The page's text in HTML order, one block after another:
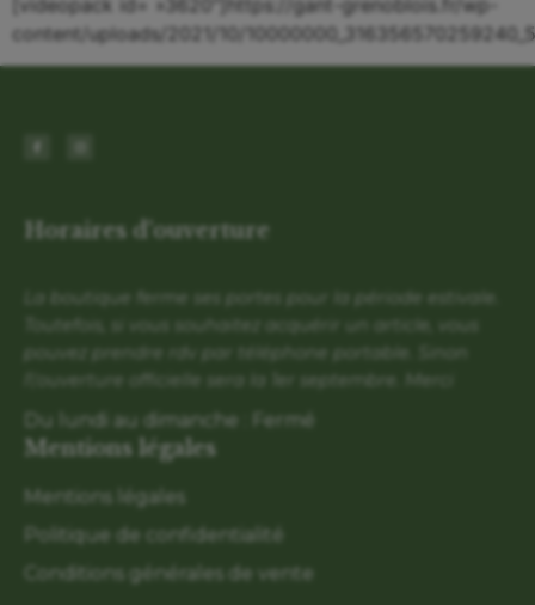
[videopack id= »3620″]https://gant-grenoblois.fr/wp-
content/uploads/2021/10/
Horaires d'ouverture
La boutique ferme ses portes pour la période estivale.
Toutefois, si vous souhaitez acquérir un article, vous
pouvez prendre rdv par téléphone portable. Sinon
l\'ouverture officielle sera la 1er septembre. Merci
Du lundi au dimanche : Fermé
Mentions légales
Mentions légales
Politique de confidentialité
Conditions générales de vente